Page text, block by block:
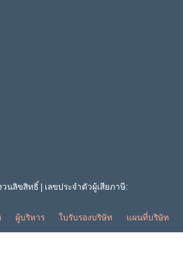
นลิขสิทธิ์ | เลขประจำตัวผู้เสียภาษี:
ผู้บริหาร ใบรับรองบริษัท แผนที่บริษัท